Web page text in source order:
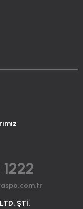
ŞTİ.